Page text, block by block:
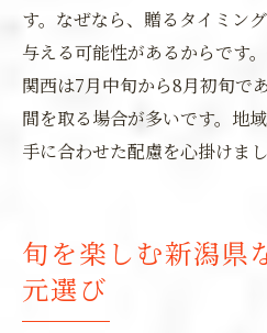
す。なぜなら、贈るタイミン
与える可能性があるからです
関西は7月中旬から8月初旬で
間を取る場合が多いです。地
手に合わせた配慮を心掛けまし
旬を楽しむ新潟県
元選び